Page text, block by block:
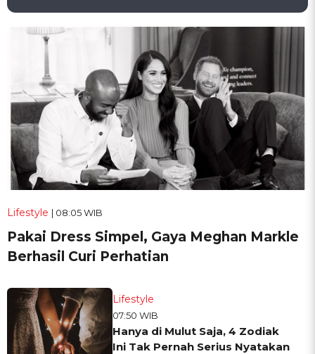
Lifestyle | 08:05 WIB
Pakai Dress Simpel, Gaya Meghan Markle
Berhasil Curi Perhatian
Lifestyle
07:50 WIB
Hanya di Mulut Saja, 4 Zodiak
Ini Tak Pernah Serius Nyatakan